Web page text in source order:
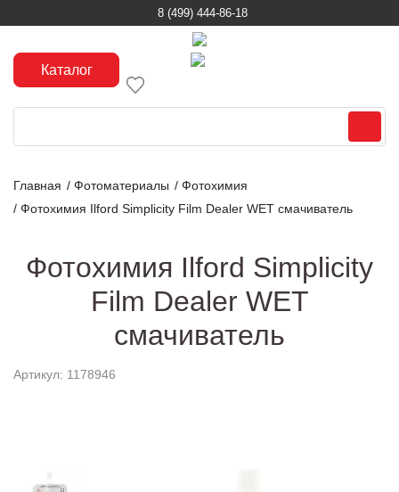
8 (499) 444-86-18
Каталог
Главная / Фотоматериалы / Фотохимия
/ Фотохимия Ilford Simplicity Film Dealer WET смачиватель
Фотохимия Ilford Simplicity
Film Dealer WET
смачиватель
Артикул: 1178946